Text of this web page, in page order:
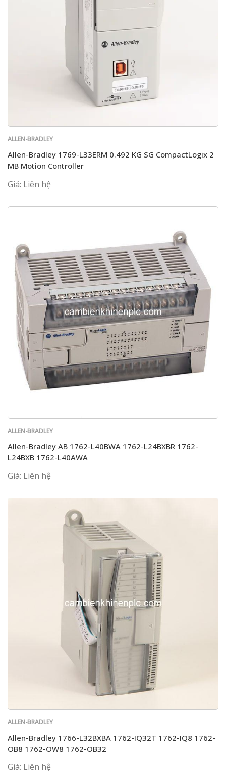
ALLEN-BRADLEY
Allen-Bradley 1769-L33ERM 0.492 KG SG CompactLogix 2
MB Motion Controller
Giá: Liên hệ
ALLEN-BRADLEY
Allen-Bradley AB 1762-L40BWA 1762-L24BXBR 1762-
L24BXB 1762-L40AWA
Giá: Liên hệ
ALLEN-BRADLEY
Allen-Bradley 1766-L32BXBA 1762-IQ32T 1762-IQ8 1762-
OB8 1762-OW8 1762-OB32
Giá: Liên hệ